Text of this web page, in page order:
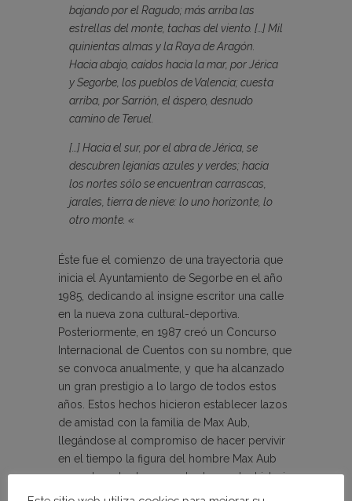
bajando por el Ragudo; más arriba las
estrellas del monte, tachas del viento. […] Mil
quinientas almas y la Raya de Aragón.
Hacia abajo, caídos hacia la mar, por Jérica
y Segorbe, los pueblos de Valencia; cuesta
arriba, por Sarrión, el áspero, desnudo
camino de Teruel.
[…] Hacia el sur, por el abra de Jérica, se
descubren lejanías azules y verdes; hacia
los nortes sólo se encuentran carrascas,
jarales, tierra de nieve: lo uno horizonte, lo
otro monte. «
Éste fue el comienzo de una trayectoria que
inicia el Ayuntamiento de Segorbe en el año
1985, dedicando al insigne escritor una calle
en la nueva zona cultural-deportiva.
Posteriormente, en 1987 creó un Concurso
Internacional de Cuentos con su nombre, que
se convoca anualmente, y que ha alcanzado
un gran prestigio a lo largo de todos estos
años. Estos hechos hicieron establecer lazos
de amistad con la familia de Max Aub,
llegándose al compromiso de hacer pervivir
en el tiempo la figura del hombre Max Aub
como legado de una parte de nuestra historia.